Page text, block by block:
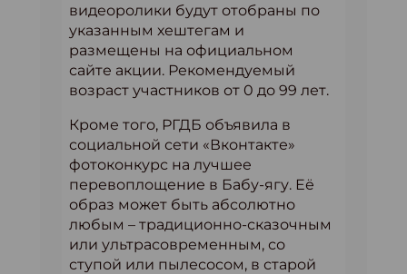
видеоролики будут отобраны по
указанным хештегам и
размещены на официальном
сайте акции. Рекомендуемый
возраст участников от 0 до 99 лет.
Кроме того, РГДБ объявила в
социальной сети «Вконтакте»
фотоконкурс на лучшее
перевоплощение в Бабу-ягу. Её
образ может быть абсолютно
любым – традиционно-сказочным
или ультрасовременным, со
ступой или пылесосом, в старой